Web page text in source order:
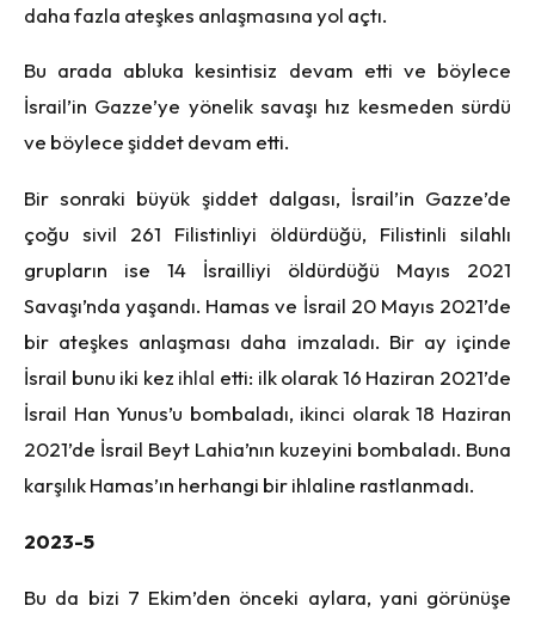
daha fazla ateşkes anlaşmasına yol açtı.
Bu arada abluka kesintisiz devam etti ve böylece
İsrail’in Gazze’ye yönelik savaşı hız kesmeden sürdü
ve böylece şiddet devam etti.
Bir sonraki büyük şiddet dalgası, İsrail’in Gazze’de
çoğu sivil 261 Filistinliyi öldürdüğü, Filistinli silahlı
grupların ise 14 İsrailliyi öldürdüğü Mayıs 2021
Savaşı’nda yaşandı. Hamas ve İsrail 20 Mayıs 2021’de
bir ateşkes anlaşması daha imzaladı. Bir ay içinde
İsrail bunu iki kez ihlal etti: ilk olarak 16 Haziran 2021’de
İsrail Han Yunus’u bombaladı, ikinci olarak 18 Haziran
2021’de İsrail Beyt Lahia’nın kuzeyini bombaladı. Buna
karşılık Hamas’ın herhangi bir ihlaline rastlanmadı.
2023-5
Bu da bizi 7 Ekim’den önceki aylara, yani görünüşe